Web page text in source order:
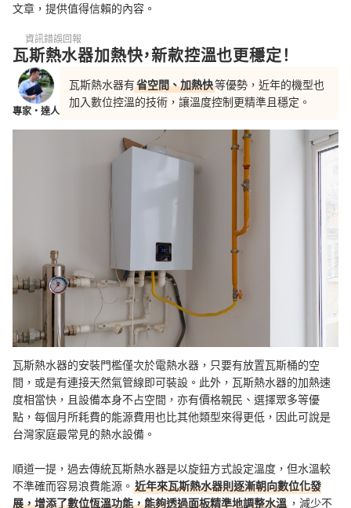
文章，提供值得信賴的內容。
資訊錯誤回報
瓦斯熱水器加熱快，新款控溫也更穩定！
專家・達人
瓦斯熱水器有省空間、加熱快等優勢，近年的機型也
加入數位控溫的技術，讓溫度控制更精準且穩定。
瓦斯熱水器的安裝門檻僅次於電熱水器，只要有放置瓦斯桶的空
間，或是有連接天然氣管線即可裝設。此外，瓦斯熱水器的加熱速
度相當快，且設備本身不占空間，亦有價格親民、選擇眾多等優
點，每個月所耗費的能源費用也比其他類型來得更低，因此可說是
台灣家庭最常見的熱水設備。
順道一提，過去傳統瓦斯熱水器是以旋鈕方式設定溫度，但水溫較
不準確而容易浪費能源。 近年來瓦斯熱水器則逐漸朝向數位化發
展，增添了數位恆溫功能，能夠透過面板精準地調整水溫 ，減少不